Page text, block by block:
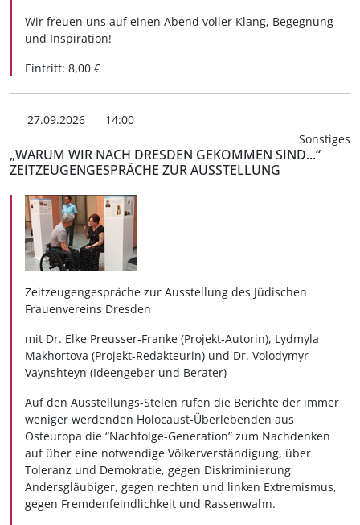
Wir freuen uns auf einen Abend voller Klang, Begegnung
und Inspiration!
Eintritt: 8,00 €
27.09.2026
14:00
Sonstiges
„WARUM WIR NACH DRESDEN GEKOMMEN SIND...“
ZEITZEUGENGESPRÄCHE ZUR AUSSTELLUNG
Zeitzeugengespräche zur Ausstellung des Jüdischen
Frauenvereins Dresden
mit Dr. Elke Preusser-Franke (Projekt-Autorin), Lydmyla
Makhortova (Projekt-Redakteurin) und Dr. Volodymyr
Vaynshteyn (Ideengeber und Berater)
Auf den Ausstellungs-Stelen rufen die Berichte der immer
weniger werdenden Holocaust-Überlebenden aus
Osteuropa die “Nachfolge-Generation” zum Nachdenken
auf über eine notwendige Völkerverständigung, über
Toleranz und Demokratie, gegen Diskriminierung
Andersgläubiger, gegen rechten und linken Extremismus,
gegen Fremdenfeindlichkeit und Rassenwahn.